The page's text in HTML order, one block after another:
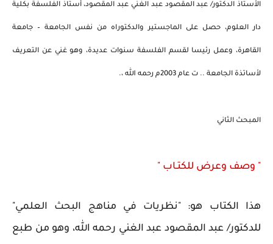
الأستاذ الدكتور/ عبد المقصود عبد الغني عبد المقصود، أستاذ الفلسفة بكلية
دار العلوم، حصل على الماجستير والدكتوراه من نفس الجامعة – جامعة
القاهرة، وعمل رئيسا لقسم الفلسفة سنوات عديدة، وهو غني عن التعريف
لأساتذة الجامعة .. ت عام 2003م رحمه الله ،.
المبحث الثاني
" وصف وعرض للكتـاب "
هذا الكتاب هو: "نظريات في مناهج البحث العلمي"
للدكتور/ عبد المقصود عبد الغني رحمه الله، وهو من طبع